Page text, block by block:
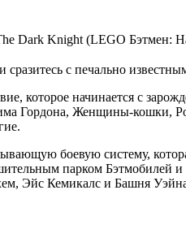
Dark Knight (LEGO Бэтмен:
с печально
которое начинается с
Гордона, Женщины-кошки,
боевую систему,
парком Бэтмобилей
Эйс Кемикалс и Башня